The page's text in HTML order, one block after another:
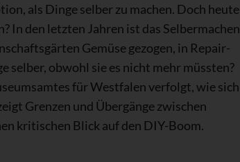
als Dinge selber zu machen. Doch heute
In den letzten Jahren ist das Selbermachen
Gemüse gezogen, in Repair-
selber, obwohl sie es nicht mehr müssten?
für Westfalen verfolgt, wie sich
Grenzen und Übergänge zwischen
kritischen Blick auf den DIY-Boom.